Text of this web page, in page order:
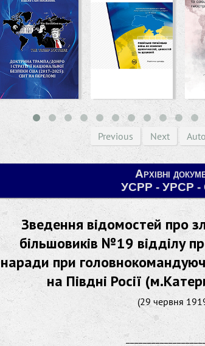
Previous Next
Архівні
УСРР - УРСР -
Зведення відомостей про
більшовиків №19 відділу
наради при
на Півдні Росії
(29 червня